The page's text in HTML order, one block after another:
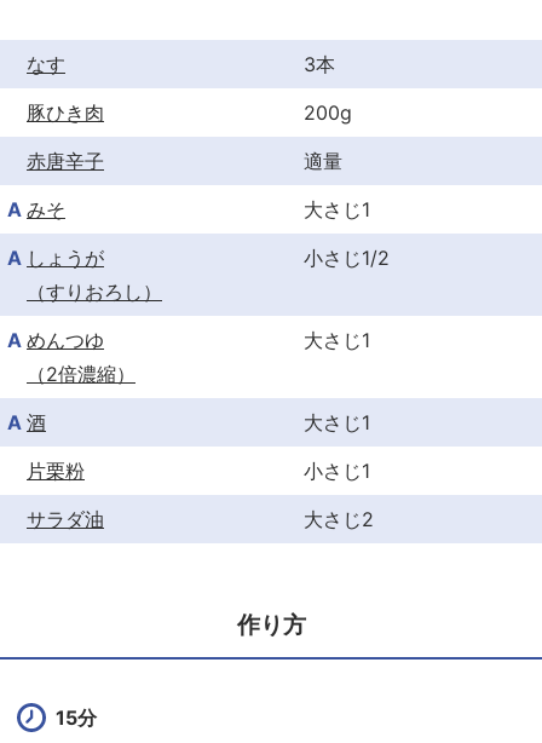
なす
3本
豚ひき肉
200g
赤唐辛子
適量
A みそ
大さじ1
A しょうが
（すりおろし）
小さじ1/2
A めんつゆ
（2倍濃縮）
大さじ1
A 酒
大さじ1
片栗粉
小さじ1
サラダ油
大さじ2
作り方
15分